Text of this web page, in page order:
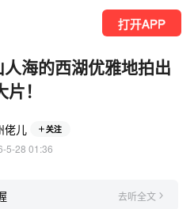
打开APP
海的西湖优雅地拍出
片！
佬儿 关注
5-28 01:36
去听全文